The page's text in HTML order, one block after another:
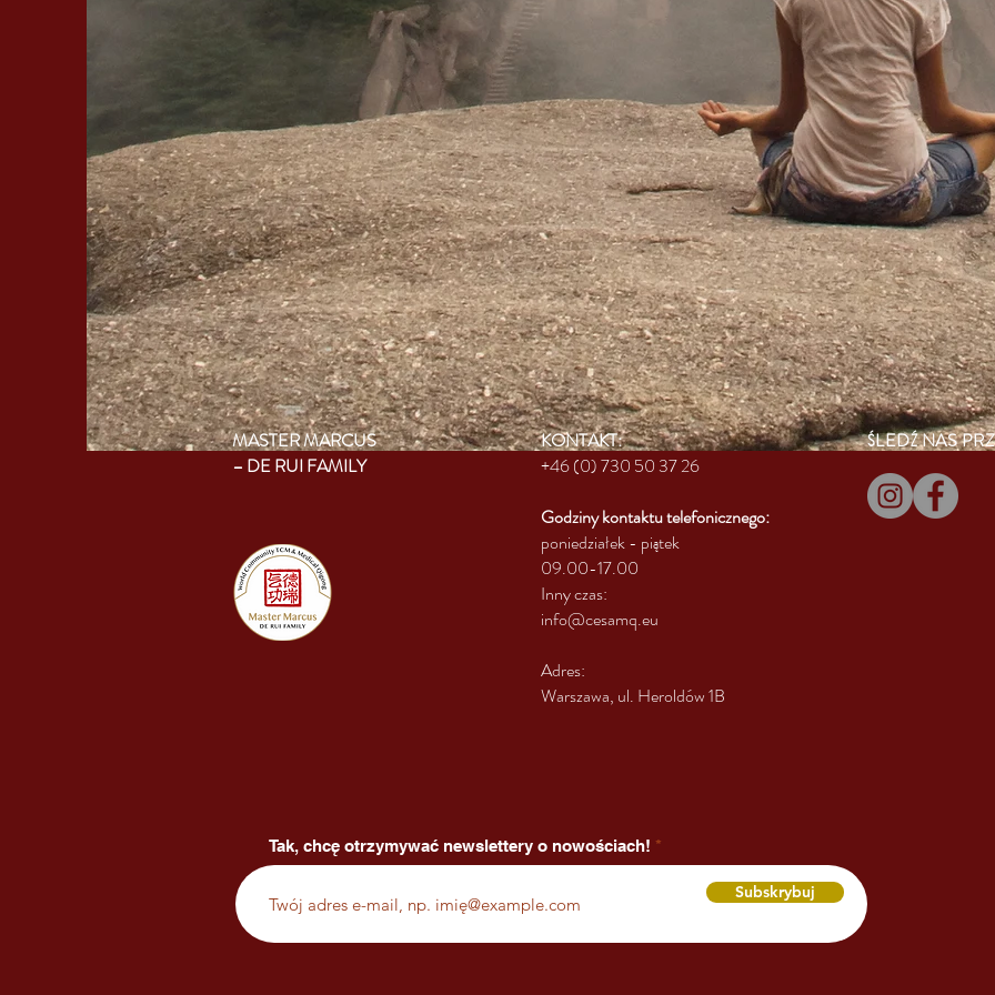
KONTAKT:
+46 (0) 730 50 37 26
Godziny kontaktutelefonicznego:
poniedziałek - piątek
09.00-17.00
Inny czas:
info@cesamq.eu
Adres:
Warszawa, ul. Heroldów 1B
MASTER MARCUS
– DE RUI FAMILY
ŚLEDŹ NAS
Tak, chcę otrzymywać newslettery o nowościach!
Subskrybuj